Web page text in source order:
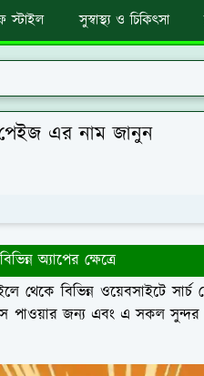
স্টাইল সুস্বাস্থ্য ও চিকিৎসা
পেইজ এর নাম জানুন
বিভিন্ন অ্যাপের ক্ষেত্রে
বিভিন্ন ওয়েবসাইটে সার্চ
পাওয়ার জন্য এবং এ সকল সুন্দর